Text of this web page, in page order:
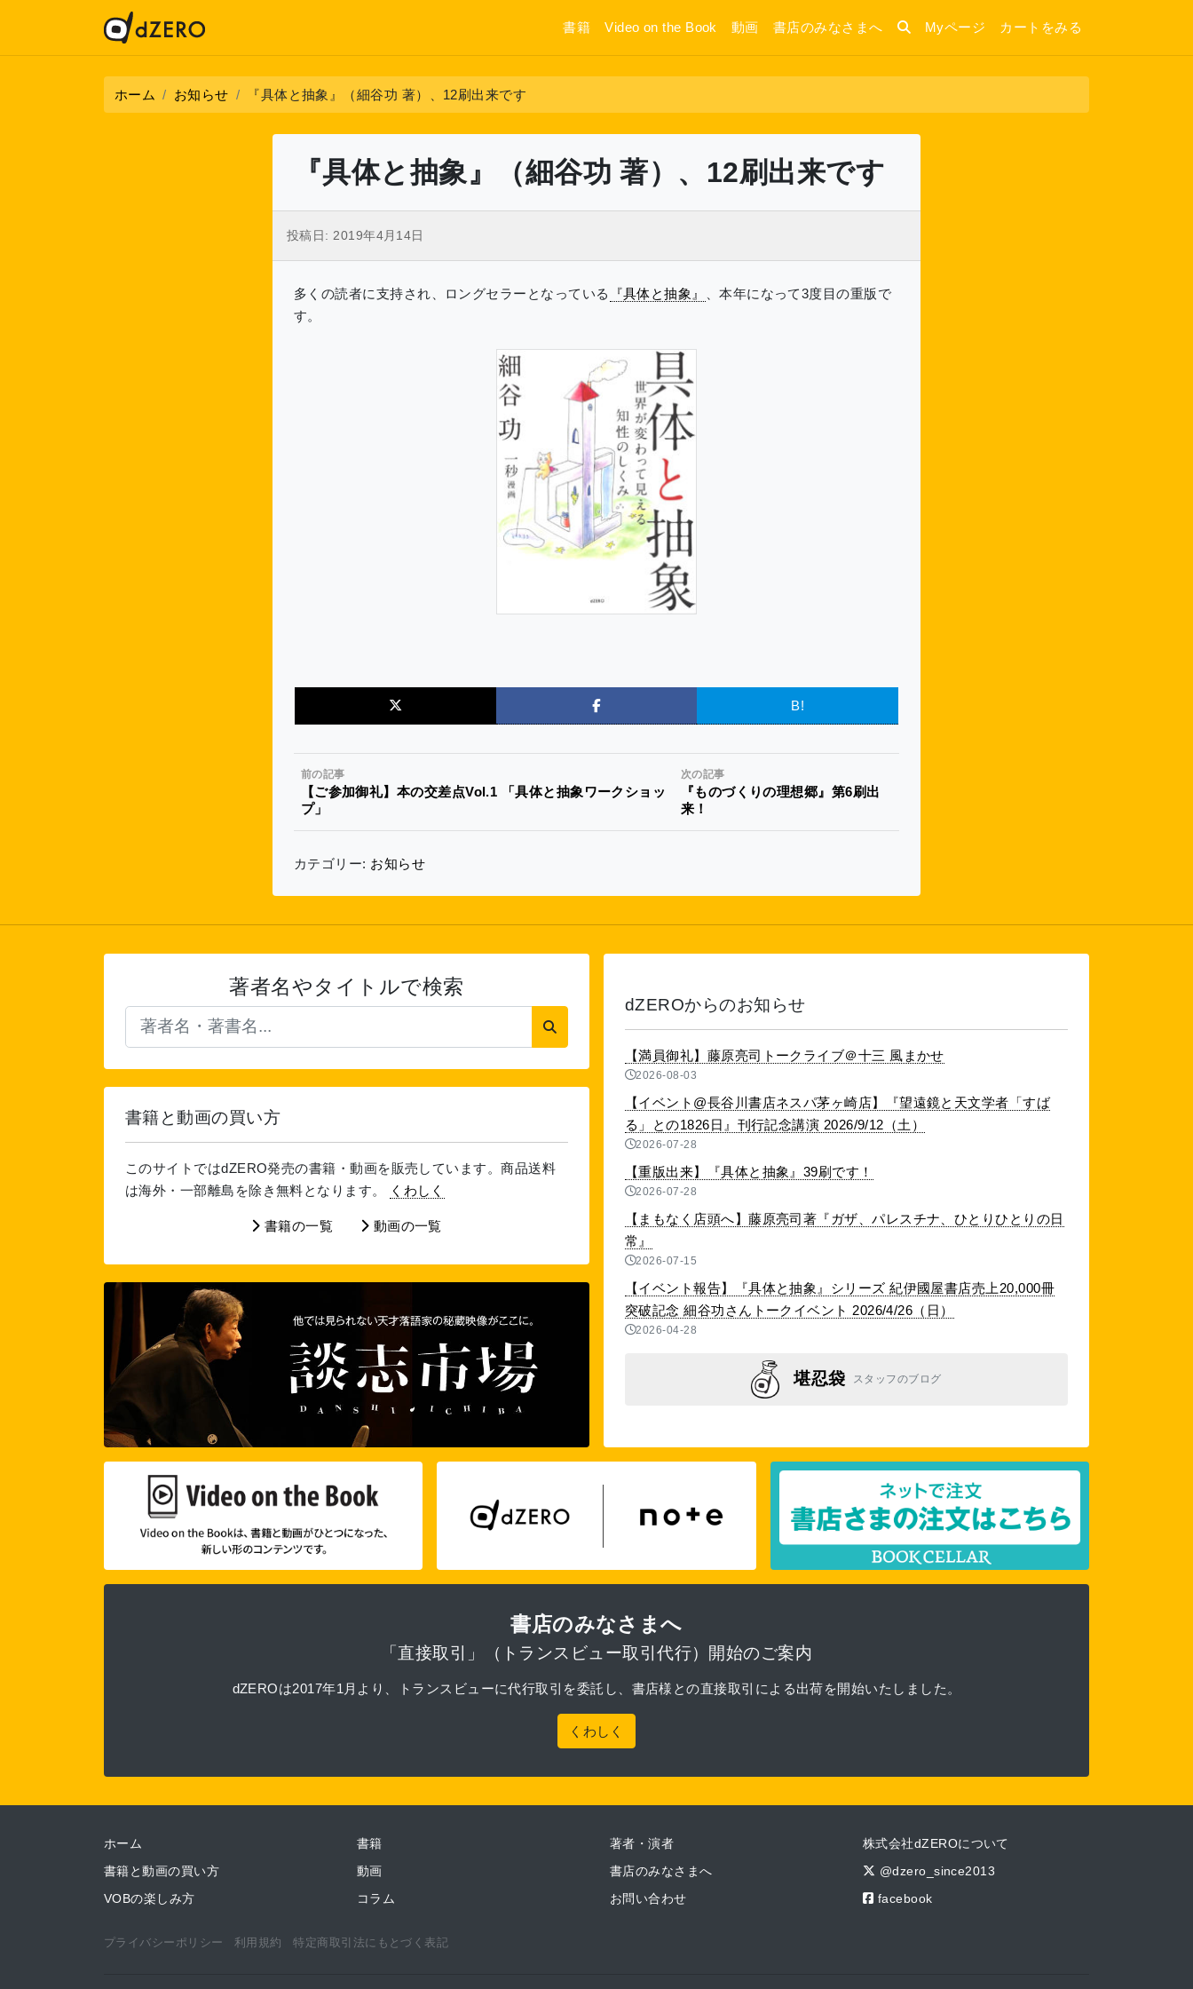
書籍 Video on the Book 動画 書店のみなさまへ Myページ カートをみる
ホーム お知らせ 『具体と抽象』（細谷功 著）、12刷出来です
『具体と抽象』（細谷功 著）、12刷出来です
投稿日: 2019年4月14日
多くの読者に支持され、ロングセラーとなっている 『具体と抽象』
、本年になって3度目の重版で
す。
B!
前の記事
【ご参加御礼】本の交差点Vol.1 「具体と抽象ワークショッ
プ」
次の記事
『ものづくりの理想郷』第6刷出
来！
カテゴリー: お知らせ
著者名やタイトルで検索
書籍と動画の買い方
このサイトではdZERO発売の書籍・動画を販売しています。商品送料
は海外・一部離島を除き無料となります。
くわしく
書籍の一覧 動画の一覧
dZEROからのお知らせ
【満員御礼】藤原亮司トークライブ＠十三 風まかせ
2026-08-03
【イベント@長谷川書店ネスパ茅ヶ崎店】『望遠鏡と天文学者「すば
る」との1826日』刊行記念講演 2026/9/12（土）
2026-07-28
【重版出来】『具体と抽象』39刷です！
2026-07-28
【まもなく店頭へ】藤原亮司著『ガザ、パレスチナ、ひとりひとりの日
常』
2026-07-15
【イベント報告】『具体と抽象』シリーズ 紀伊國屋書店売上20,000冊
突破記念 細谷功さんトークイベント 2026/4/26（日）
2026-04-28
堪忍袋 スタッフのブログ
書店のみなさまへ
「直接取引」（トランスビュー取引代行）開始のご案内
dZEROは2017年1月より、トランスビューに代行取引を委託し、書店様との直接取引による出荷を開始いたしました。
くわしく
ホーム
書籍と動画の買い方
VOBの楽しみ方
書籍
動画
コラム
著者・演者
書店のみなさまへ
お問い合わせ
株式会社dZEROについて
@dzero_since2013
facebook
プライバシーポリシー 利用規約 特定商取引法にもとづく表記